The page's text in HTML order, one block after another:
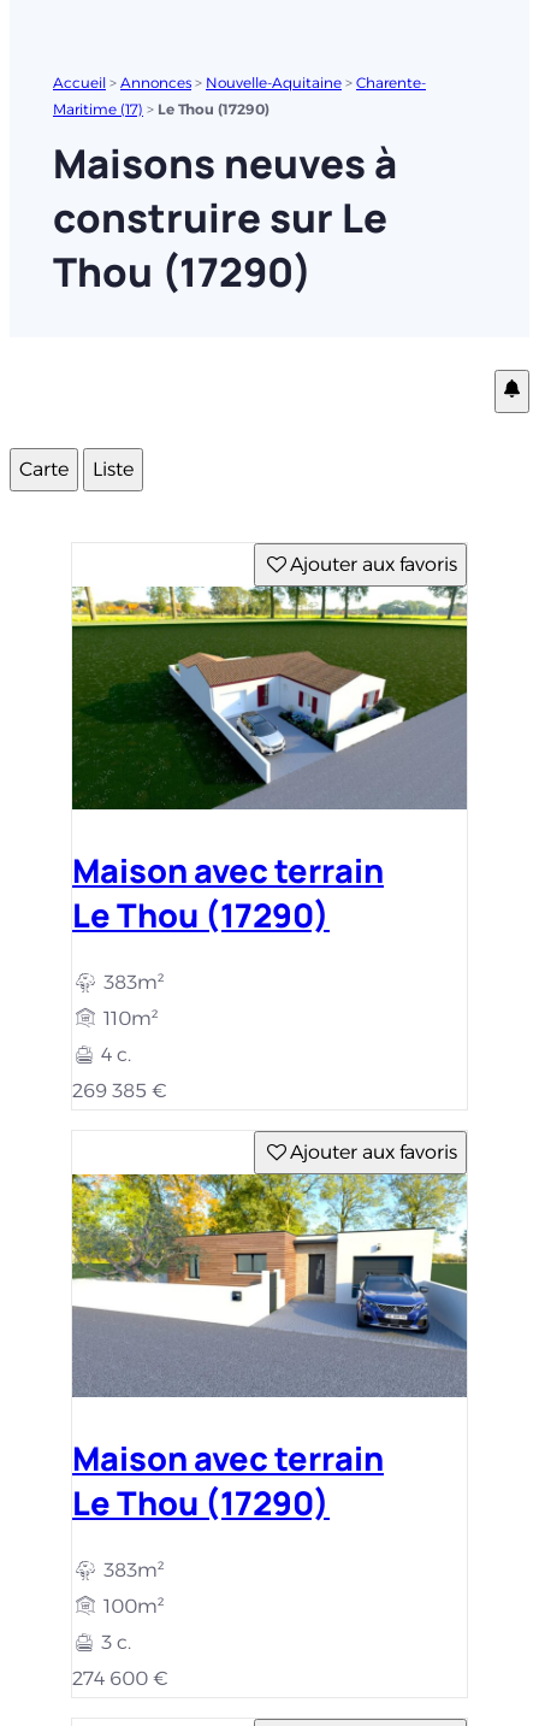
Accueil > Annonces > Nouvelle-Aquitaine > Charente-
Maritime (17) > Le Thou (17290)
Maisons neuves à
construire sur Le
Thou (17290)
Carte Liste
Ajouter aux favoris
Maison avec terrain
Le Thou (17290)
383m²
110m²
4 c.
269 385 €
Ajouter aux favoris
Maison avec terrain
Le Thou (17290)
383m²
100m²
3 c.
274 600 €